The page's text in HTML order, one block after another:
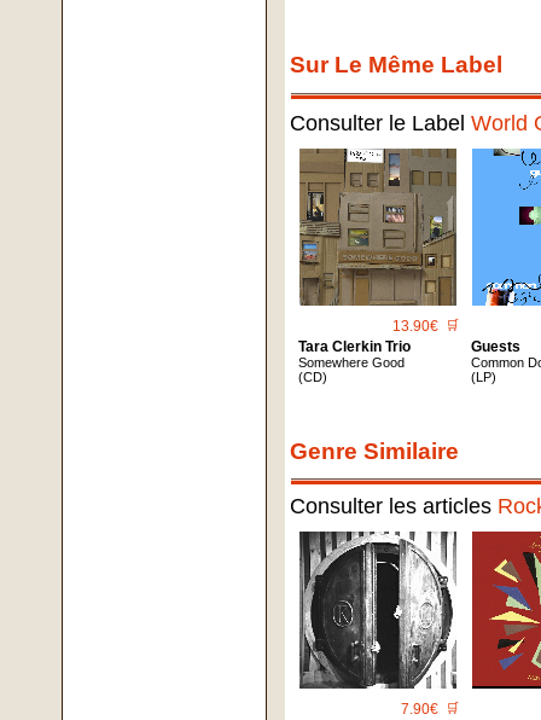
Sur Le Même Label
Consulter le LabelWorld
13.90€ 🛒
Tara Clerkin Trio
Somewhere Good
(CD)
Guests
Common
(LP)
Genre Similaire
Consulter les articles
7.90€ 🛒